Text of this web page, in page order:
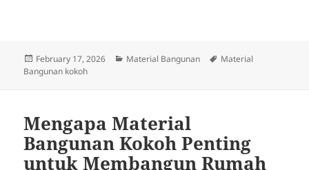
Posted
on
February 17, 2026 Categories
Material Bangunan Tags
Material
Bangunan kokoh
Mengapa Material
Bangunan Kokoh Penting
untuk Membangun Rumah